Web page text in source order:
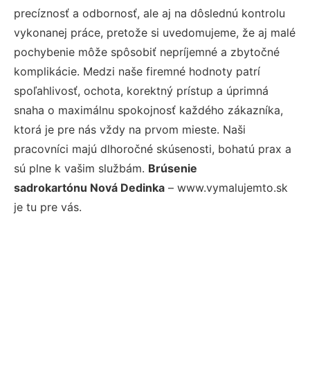
precíznosť a odbornosť, ale aj na dôslednú kontrolu
vykonanej práce, pretože si uvedomujeme, že aj malé
pochybenie môže spôsobiť nepríjemné a zbytočné
komplikácie. Medzi naše firemné hodnoty patrí
spoľahlivosť, ochota, korektný prístup a úprimná
snaha o maximálnu spokojnosť každého zákazníka,
ktorá je pre nás vždy na prvom mieste. Naši
pracovníci majú dlhoročné skúsenosti, bohatú prax a
sú plne k vašim službám. Brúsenie
sadrokartónu Nová Dedinka – www.vymalujemto.sk
je tu pre vás.